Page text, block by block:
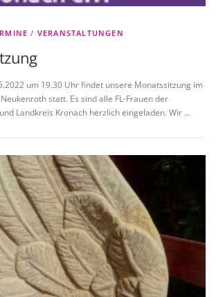
/ VERANSTALTUNGEN
um 19.30 Uhr findet unsere Monatssitzung im
statt. Es sind alle FL-Frauen der
Landkreis Kronach herzlich eingeladen. Wir …